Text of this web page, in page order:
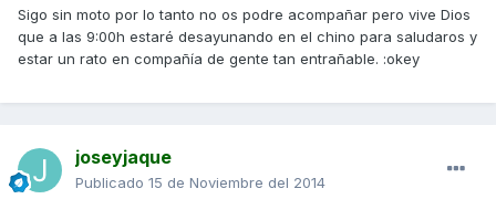
Sigo sin moto por lo tanto no os podre acompañar pero vive Dios
que a las 9:00h estaré desayunando en el chino para saludaros y
estar un rato en compañía de gente tan entrañable. :okey
joseyjaque
Publicado 15 de Noviembre del 2014